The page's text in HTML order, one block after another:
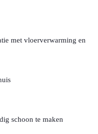
met vloerverwarming en
schoon te maken